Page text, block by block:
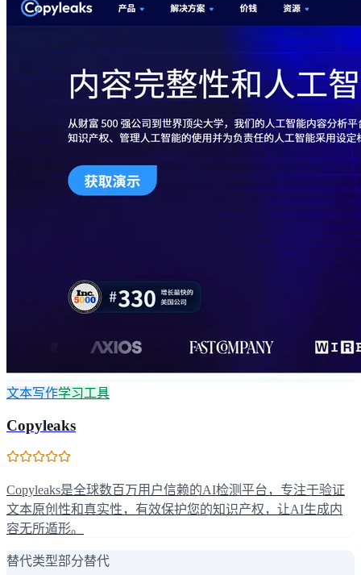
文本写作学习工具
Copyleaks
Copyleaks是全球数百万用户信赖的AI检测平台，专注于验证
文本原创性和真实性，有效保护您的知识产权，让AI生成内
容无所遁形。
替代类型部分替代